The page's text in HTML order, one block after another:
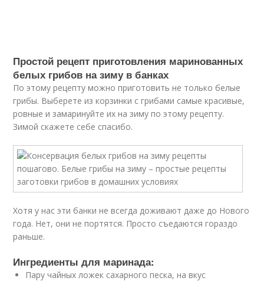
Простой рецепт приготовления маринованных
белых грибов на зиму в банках
По этому рецепту можно приготовить не только белые
грибы. Выберете из корзинки с грибами самые красивые,
ровные и замаринуйте их на зиму по этому рецепту.
Зимой скажете себе спасибо.
Хотя у нас эти банки не всегда доживают даже до Нового
года. Нет, они не портятся. Просто съедаются гораздо
раньше.
Ингредиенты для маринада:
Пару чайных ложек сахарного песка, на вкус